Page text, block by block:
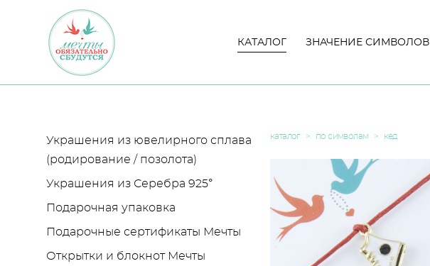
КАТАЛОГ ЗНАЧЕНИЕ СИМВОЛОВ
КАТАЛОГ ЗНАЧЕНИЕ СИМВОЛОВ
Украшения из ювелирного сплава
(родирование / позолота)
Украшения из Серебра 925°
Подарочная упаковка
Подарочные сертификаты Мечты
Открытки и блокнот Мечты
каталог > по символам > кед